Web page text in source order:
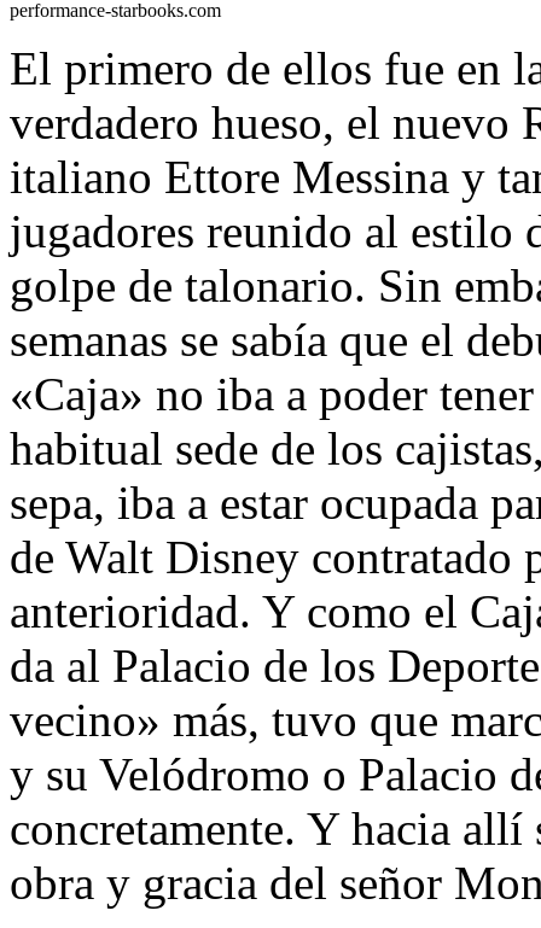
performance-starbooks.com
El primero de ellos fue en
verdadero hueso, el nuevo
italiano Ettore Messina y
jugadores reunido al estilo
golpe de talonario. Sin
semanas se sabía que el
«Caja» no iba a poder
habitual sede de los
sepa, iba a estar ocupada
de Walt Disney contratado
anterioridad. Y como el
da al Palacio de los
vecino» más, tuvo que
y su Velódromo o Palacio
concretamente. Y hacia
obra y gracia del señor